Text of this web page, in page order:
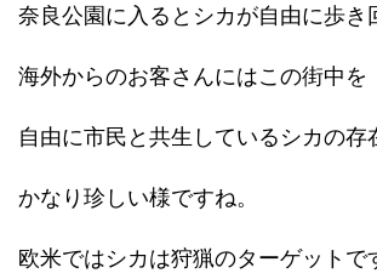
奈良公園に入るとシカが自由に歩き
海外からのお客さんにはこの街中を
自由に市民と共生しているシカの存
かなり珍しい様ですね。
欧米ではシカは狩猟のターゲットで